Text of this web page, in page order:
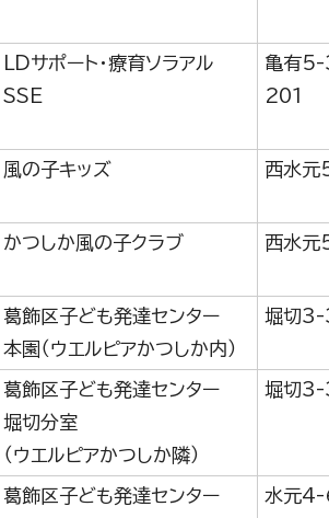
LDサポート・療育ソラアル
SSE
亀有
201
風の子キッズ 西水
かつしか風の子クラブ 西水
葛飾区子ども発達センター
本園（ウエルピアかつしか内）
堀切
葛飾区子ども発達センター
堀切分室
（ウエルピアかつしか隣）
堀切3-
葛飾区子ども発達センター
水元